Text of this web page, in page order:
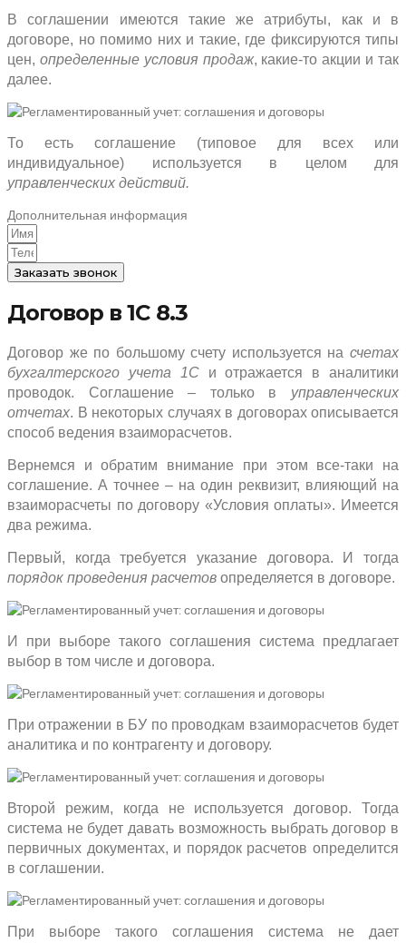
В соглашении имеются такие же атрибуты, как и в
договоре, но помимо них и такие, где фиксируются типы
цен, определенные условия продаж, какие-то акции и так
далее.
То есть соглашение (типовое для всех или
индивидуальное) используется в целом для
управленческих действий.
Дополнительная информация
Заказать звонок
Договор в 1С 8.3
Договор же по большому счету используется на счетах
бухгалтерского учета 1Си отражается в аналитики
проводок. Соглашение – только в управленческих
отчетах. В некоторых случаях в договорах описывается
способ ведения взаиморасчетов.
Вернемся и обратим внимание при этом все-таки на
соглашение. А точнее – на один реквизит, влияющий на
взаиморасчеты по договору «Условия оплаты». Имеется
два режима.
Первый, когда требуется указание договора. И тогда
порядок проведения расчетов определяется в договоре.
И при выборе такого соглашения система предлагает
выбор в том числе и договора.
При отражении в БУ по проводкам взаиморасчетов будет
аналитика и по контрагенту и договору.
Второй режим, когда не используется договор. Тогда
система не будет давать возможность выбрать договор в
первичных документах, и порядок расчетов определится
в соглашении.
При выборе такого соглашения система не дает